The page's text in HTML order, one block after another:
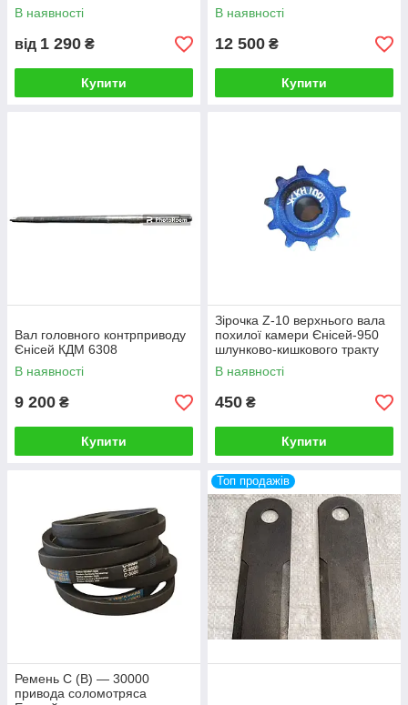
В наявності
від 1 290 ₴
Купити
В наявності
12 500 ₴
Купити
Вал головного контрприводу
Єнісей КДМ 6308
В наявності
9 200 ₴
Купити
Зірочка Z-10 верхнього вала
похилої камери Єнісей-950
шлунково-кишкового тракту
1001
В наявності
450 ₴
Купити
Ремень С (В) — 30000
привода соломотряса
Топ продажів